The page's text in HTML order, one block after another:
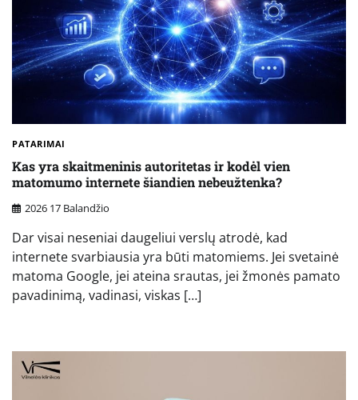
PATARIMAI
Kas yra skaitmeninis autoritetas ir kodėl vien
matomumo internete šiandien nebeužtenka?
2026 17 Balandžio
Dar visai neseniai daugeliui verslų atrodė, kad
internete svarbiausia yra būti matomiems. Jei svetainė
matoma Google, jei ateina srautas, jei žmonės pamato
pavadinimą, vadinasi, viskas […]